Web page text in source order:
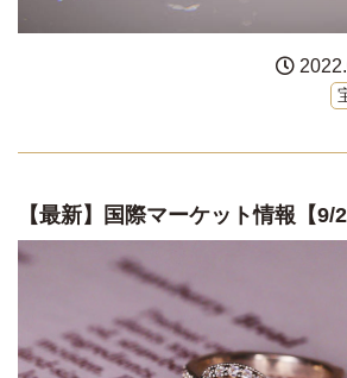
【最新】国際マーケット情報【9/